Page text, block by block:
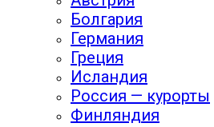
Болгария
Германия
Греция
Исландия
Россия — курорты
Финляндия